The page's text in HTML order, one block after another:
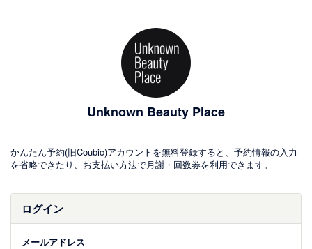
Unknown Beauty Place
かんたん予約(旧Coubic)アカウントを無料登録すると、予約情報の入力
を省略できたり、お支払い方法で月謝・回数券を利用できます。
ログイン
メールアドレス